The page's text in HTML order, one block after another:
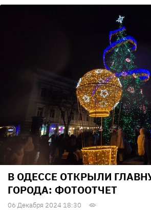
В ОДЕССЕ ОТКРЫЛИ
ГОРОДА: ФОТООТЧЕТ
06 Декабря 2024 18:30